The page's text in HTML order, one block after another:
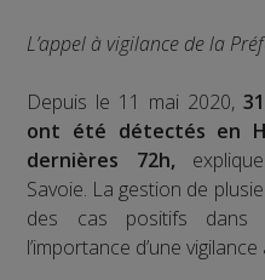
L’appel à vigilance de la
Depuis le 11 mai 2020,
ont été détectés en
dernières 72h,
Savoie. La gestion de
des cas positifs dans
l’importance d’une